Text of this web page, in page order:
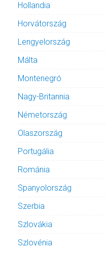
Hollandia
Horvátország
Lengyelország
Málta
Montenegró
Nagy-Britannia
Németország
Olaszország
Portugália
Románia
Spanyolország
Szerbia
Szlovákia
Szlovénia